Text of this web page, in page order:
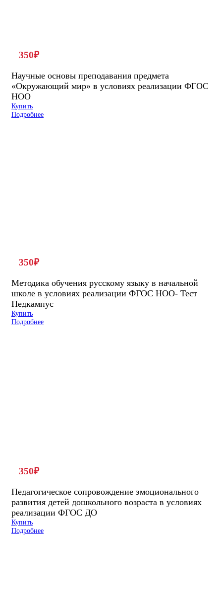
350₽
Научные основы преподавания предмета
«Окружающий мир» в условиях реализации ФГОС
НОО
Купить
Подробнее
350₽
Методика обучения русскому языку в начальной
школе в условиях реализации ФГОС НОО- Тест
Педкампус
Купить
Подробнее
350₽
Педагогическое сопровождение эмоционального
развития детей дошкольного возраста в условиях
реализации ФГОС ДО
Купить
Подробнее